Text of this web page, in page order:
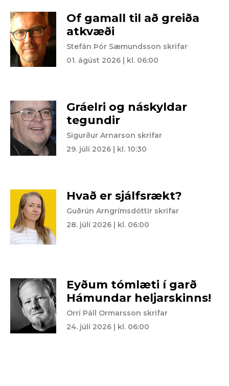
Of gamall til að greiða
atkvæði
Stefán Þór Sæmundsson skrifar
01. ágúst 2026 | kl. 06:00
Gráelri og náskyldar
tegundir
Sigurður Arnarson skrifar
29. júlí 2026 | kl. 10:30
Hvað er sjálfsrækt?
Guðrún Arngrímsdóttir skrifar
28. júlí 2026 | kl. 06:00
Eyðum tómlæti í garð
Hámundar heljarskinns!
Orri Páll Ormarsson skrifar
24. júlí 2026 | kl. 06:00